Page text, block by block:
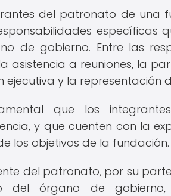
del patronato de una
específicas
de gobierno. Entre las
asistencia a reuniones, la
ejecutiva y la representación
que los
y que cuenten con la
los objetivos de la fundación.
del patronato, por su
del órgano de